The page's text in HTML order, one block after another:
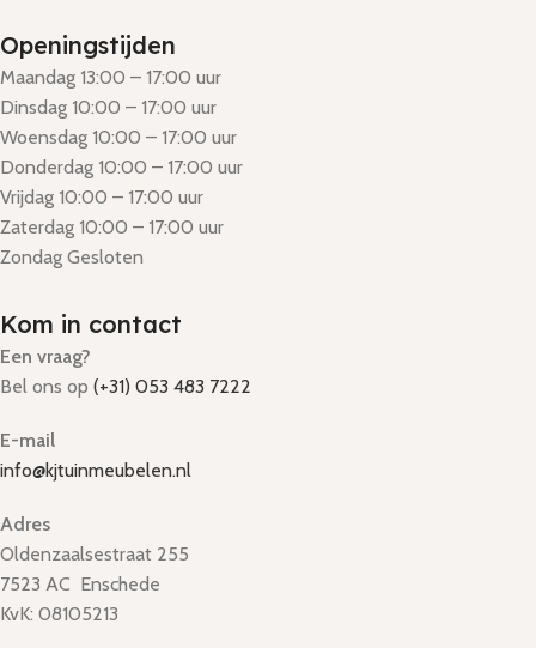
Openingstijden
Maandag 13:00 – 17:00 uur
Dinsdag 10:00 – 17:00 uur
Woensdag 10:00 – 17:00 uur
Donderdag 10:00 – 17:00 uur
Vrijdag 10:00 – 17:00 uur
Zaterdag 10:00 – 17:00 uur
Zondag Gesloten
Kom in contact
Een vraag?
Bel ons op (+31) 053 483 7222
E-mail
info@kjtuinmeubelen.nl
Adres
Oldenzaalsestraat 255
7523 AC Enschede
KvK: 08105213